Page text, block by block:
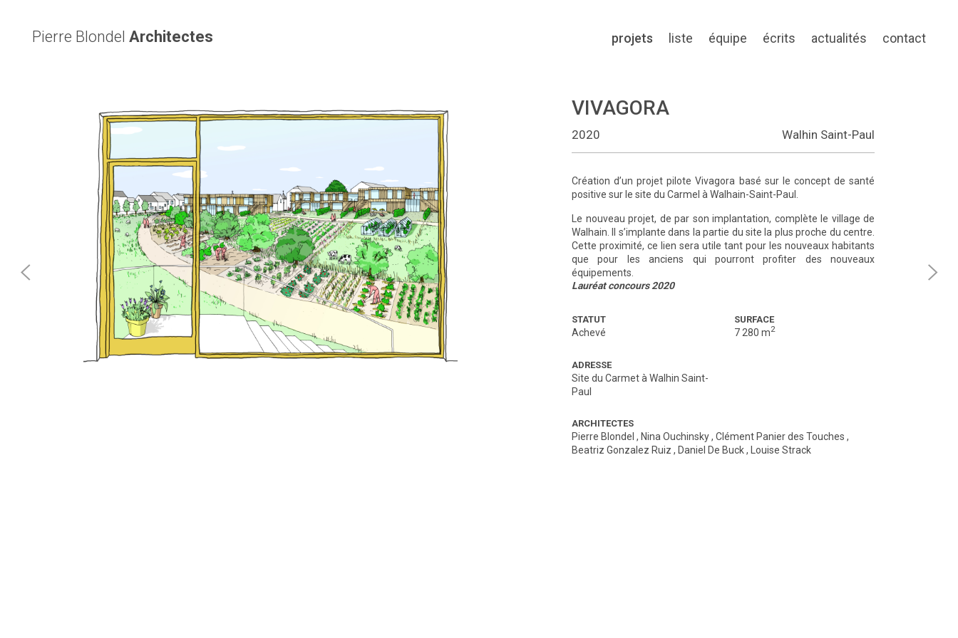
Pierre Blondel Architectes projets liste équipe écrits actualités contact
VIVAGORA
2020 Walhin Saint-Paul
Création d’un projet pilote Vivagora basé sur le concept de santé
positive sur le site du Carmel à Walhain-Saint-Paul.
Le nouveau projet, de par son implantation, complète le village de
Walhain. Il s’implante dans la partie du site la plus proche du centre.
Cette proximité, ce lien sera utile tant pour les nouveaux habitants
que pour les anciens qui pourront profiter des nouveaux
équipements.
Lauréat concours 2020
STATUT
Achevé
SURFACE
7 280 m2
ADRESSE
Site du Carmet à Walhin Saint-
Paul
ARCHITECTES
Pierre Blondel , Nina Ouchinsky, Clément Panier des Touches ,
Beatriz Gonzalez Ruiz , Daniel De Buck, Louise Strack